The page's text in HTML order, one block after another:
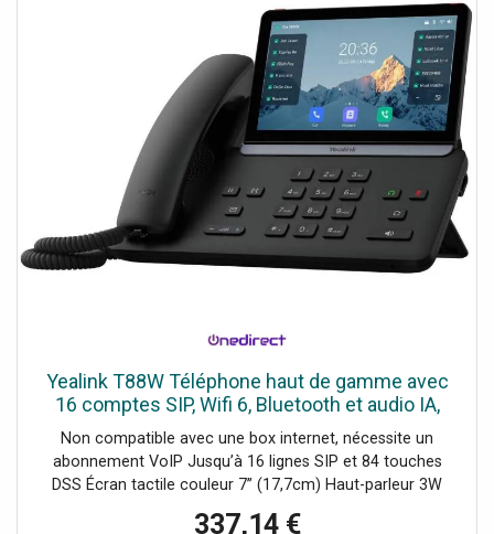
Yealink T88W Téléphone haut de gamme avec
16 comptes SIP, Wifi 6, Bluetooth et audio IA,
pensé pour la productivité et la sécurité.
Non compatible avec une box internet, nécessite un
abonnement VoIP Jusqu’à 16 lignes SIP et 84 touches
DSS Écran tactile couleur 7’’ (17,7cm) Haut-parleur 3W
337,14 €